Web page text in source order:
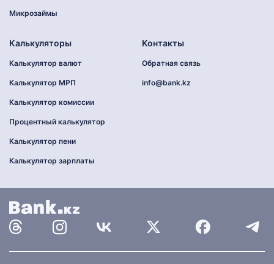
Микрозаймы
Калькуляторы
Калькулятор валют
Калькулятор МРП
Калькулятор комиссии
Процентный калькулятор
Калькулятор пени
Калькулятор зарплаты
Контакты
Обратная связь
info@bank.kz